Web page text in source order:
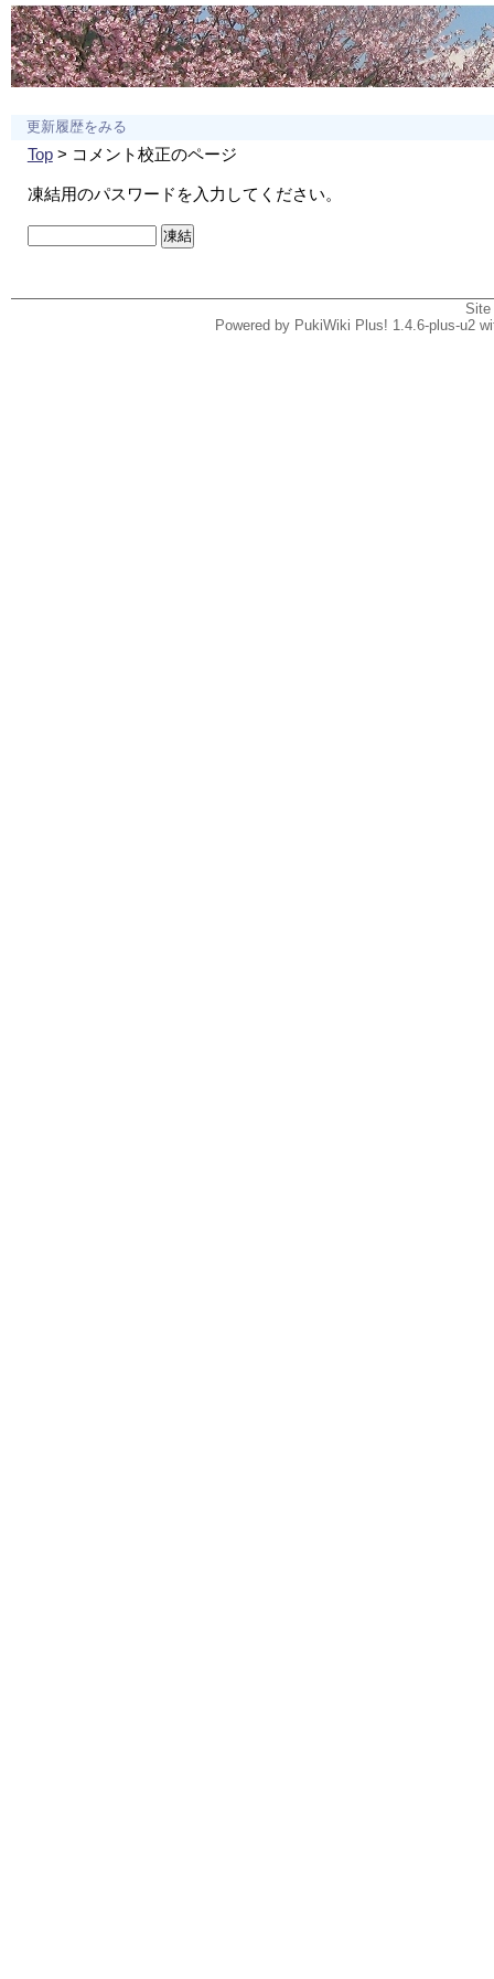
更新履歴をみる
Top> コメント校正のページ
凍結用のパスワードを入力してください。
Powered by PukiWiki Plus! 1.4.6-plus-u2